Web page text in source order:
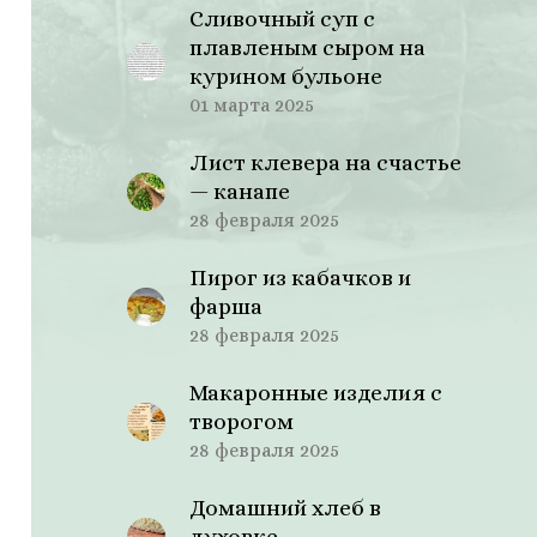
Сливочный суп с
плавленым сыром на
курином бульоне
01 марта 2025
Лист клевера на счастье
— канапе
28 февраля 2025
Пирог из кабачков и
фарша
28 февраля 2025
Макаронные изделия с
творогом
28 февраля 2025
Домашний хлеб в